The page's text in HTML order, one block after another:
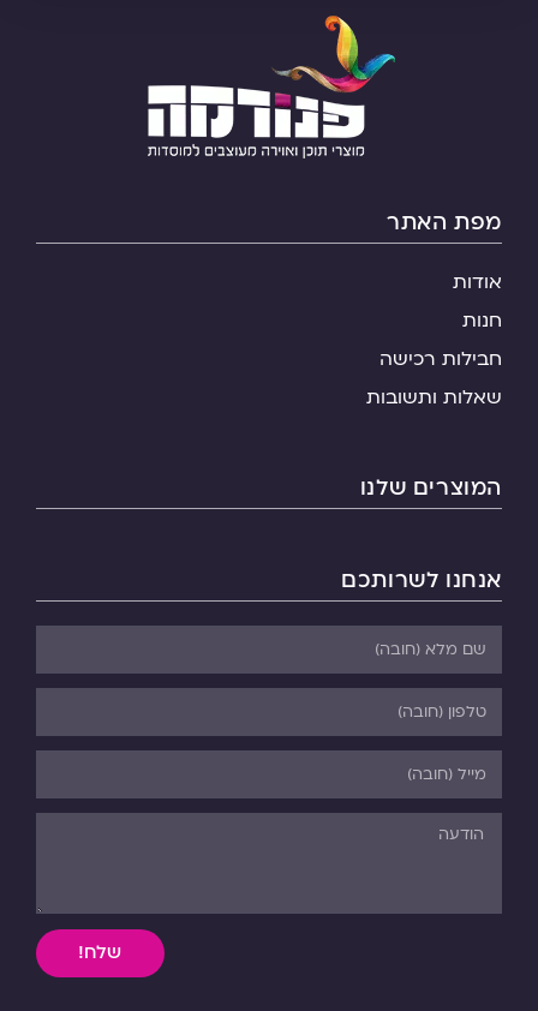
מפת האתר
אודות
חנות
חבילות רכישה
שאלות ותשובות
המוצרים שלנו
אנחנו לשרותכם
שלח!